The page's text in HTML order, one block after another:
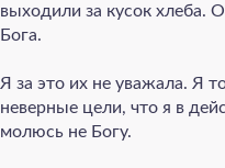
выходили за кусок хлеба.
Бога.
Я за это их не уважала. Я
неверные цели, что я в
молюсь не Богу.